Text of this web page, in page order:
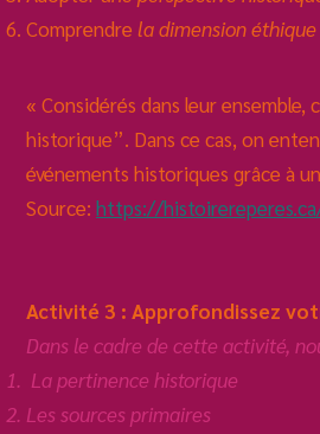
Comprendre la dimension
« Considérés dans leur
historique”. Dans ce cas, on
événements historiques grâce à
Source: https://
Activité 3 : Approfondissez
Dans le cadre de cette activité,
La pertinence historique
Les sources primaires